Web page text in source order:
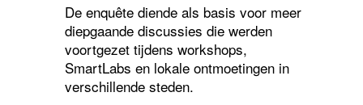
De enquête diende als basis voor meer
diepgaande discussies die werden
voortgezet tijdens workshops,
SmartLabs en lokale ontmoetingen in
verschillende steden.